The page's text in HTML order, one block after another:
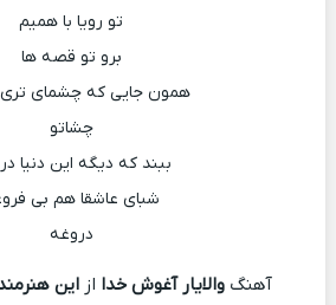
تو رویا با همیم
برو تو قصه ها
همون جایی که چشمای
چشاتو
ببند که دیگه این دنیا
شبای عاشقا هم بی
دروغه
آهنگ والایار آغوش خدا از این